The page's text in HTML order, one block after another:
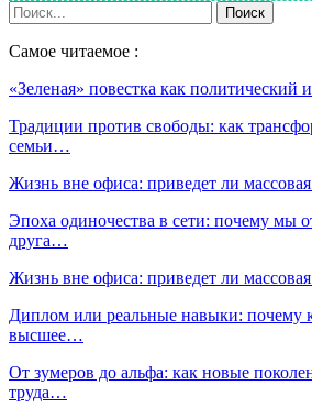
Самое читаемое :
«Зеленая» повестка как политический
Традиции против свободы: как
семьи…
Жизнь вне офиса: приведет ли
Эпоха одиночества в сети: почему мы
друга…
Жизнь вне офиса: приведет ли
Диплом или реальные навыки: почему
высшее…
От зумеров до альфа: как новые
труда…